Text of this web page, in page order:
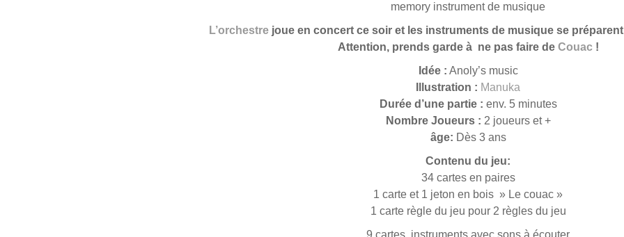
memory instrument de musique
L’orchestre joue en concert ce soir et les instruments de musique se
Attention, prends garde à ne pas faire de Couac !
Idée : Anoly’s music
Illustration : Manuka
Durée d’une partie : env. 5 minutes
Nombre Joueurs : 2 joueurs et +
âge: Dès 3 ans
Contenu du jeu:
34 cartes en paires
1 carte et 1 jeton en bois » Le couac »
1 carte règle du jeu pour 2 règles du jeu